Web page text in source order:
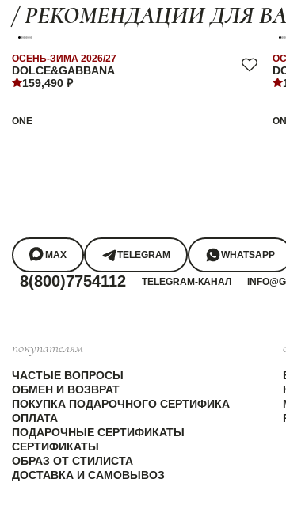
/ РЕКОМЕНДАЦИИ ДЛЯ
DOLCE&GABBANA
ОСЕНЬ-ЗИМА 2026/27
159,490 ₽
ONE
MAX TELEGRAM WHATSAPP
8(800)7754112 TELEGRAM-КАНАЛ
покупателям
ЧАСТЫЕ ВОПРОСЫ
ОБМЕН И ВОЗВРАТ
ПОКУПКА ПОДАРОЧНОГО СЕРТИФИКА
ОПЛАТА
ПОДАРОЧНЫЕ СЕРТИФИКАТЫ
СЕРТИФИКАТЫ
ОБРАЗ ОТ СТИЛИСТА
ДОСТАВКА И САМОВЫВОЗ